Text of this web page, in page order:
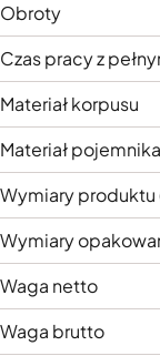
Obroty
Czas pracy z
Materiał korpusu
Materiał pojemnika
Wymiary produktu
Wymiary
Waga netto
Waga brutto